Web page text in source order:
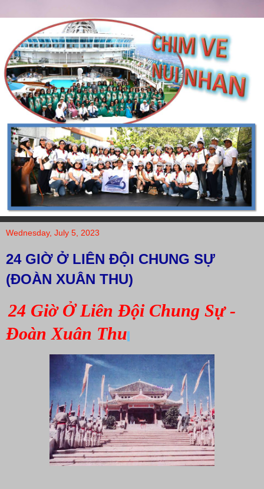
Wednesday, July 5, 2023
24 GIỜ Ở LIÊN ĐỘI CHUNG SỰ
(ĐOÀN XUÂN THU)
24 Giờ Ở Liên Đội Chung Sự -
Đoàn Xuân Thu